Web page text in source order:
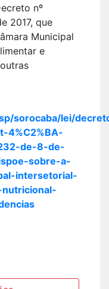
nº
2017, que
Municipal
e
sorocaba/lei/
4%C2%BA-
de-8-de-
sobre-a-
intersetorial-